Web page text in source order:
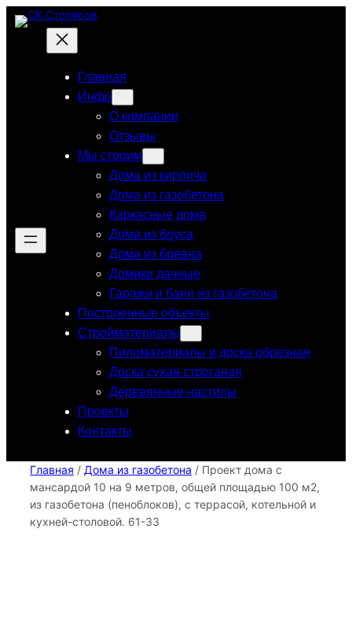
Перейти
содержимому
Главная
Инфо
О компании
Отзывы
Мы строим
Дома из кирпича
Дома из газобетона
Каркасные дома
Дома из бруса
Дома из бревна
Домики дачные
Гаражи и бани из газобетона
Построенные объекты
Стройматериалы
Пиломатериалы и доска обрезная
Доска сухая строганая
Деревянные настилы
Проекты
Контакты
Главная / Дома из газобетона / Проект дома с
мансардой 10 на 9 метров, общей площадью 100 м2,
из газобетона (пеноблоков), c террасой, котельной и
кухней-столовой. 61-33